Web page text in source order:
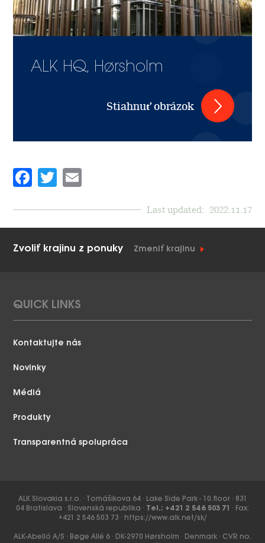
ALK HQ, Hørsholm
Stiahnuť obrázok
Facebook
Twitter
Last updated: 2022.11.17
Zvoliť krajinu z ponuky Zmeniť krajinu
QUICK LINKS
Kontaktujte nás
Novinky
Médiá
Produkty
Transparentná spolupráca
ALK Slovakia s.r.o. ∙ Tomášikova 64 ∙ Lake Side Park - 10.floor ∙ 831
04 Bratislava ∙ Slovenská republika ∙ Tel.: +421 2 546 503 71
∙ Fax:
+421 2 546 503 73 ∙ https://www.alk.net/sk/
ALK-Abelló A/S ∙ Bøge Allé 6 ∙ DK-2970 Hørsholm ∙ Denmark ∙ CVR no.